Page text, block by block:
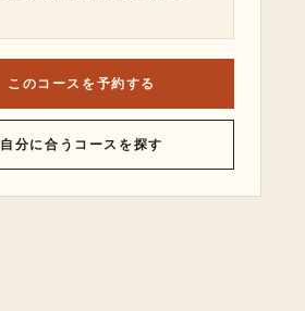
このコースを予約する
自分に合うコースを探す